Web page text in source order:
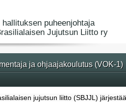
puheenjohtaja
Jujutsun Liitto ry
ja ohjaajakoulutus (VOK-1)
jujutsun liitto (SBJJL) järjestää